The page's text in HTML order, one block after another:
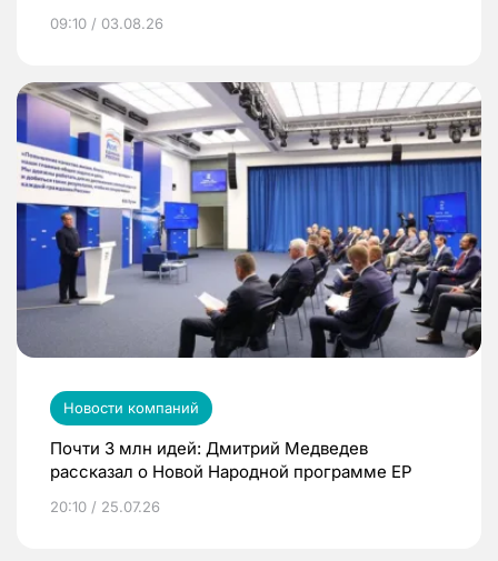
09:10 / 03.08.26
Новости компаний
Почти 3 млн идей: Дмитрий Медведев
рассказал о Новой Народной программе ЕР
20:10 / 25.07.26